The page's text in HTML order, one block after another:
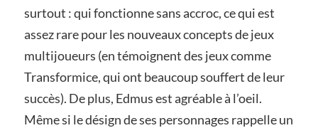
surtout : qui fonctionne sans accroc, ce qui est
assez rare pour les nouveaux concepts de jeux
multijoueurs (en témoignent des jeux comme
Transformice, qui ont beaucoup souffert de leur
succès). De plus, Edmus est agréable à l’oeil.
Même si le désign de ses personnages rappelle un